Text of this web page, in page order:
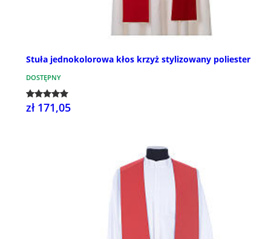
Stuła jednokolorowa kłos krzyż stylizowany poliester
DOSTĘPNY
zł 171,05